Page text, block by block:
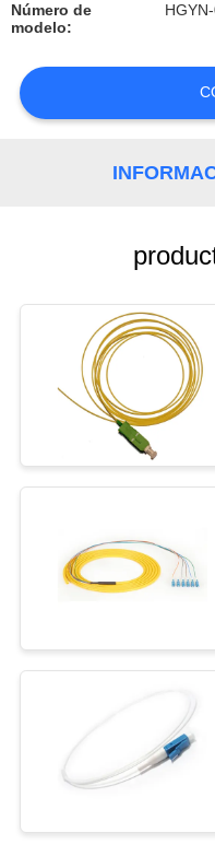
ÉNTRENOS
EN
CONTACTO
Número de
modelo: